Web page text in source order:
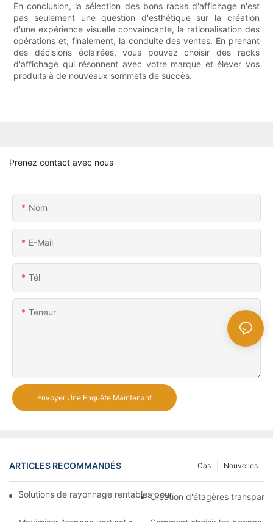
En conclusion, la sélection des bons racks d'affichage n'est
pas seulement une question d'esthétique sur la création
d'une expérience visuelle convaincante, la rationalisation des
opérations et, finalement, la conduite des ventes. En prenant
des décisions éclairées, vous pouvez choisir des racks
d'affichage qui résonnent avec votre marque et élever vos
produits à de nouveaux sommets de succès.
Prenez contact avec nous
Nom
E-Mail
Tél
Teneur
Envoyer Une Enquête Maintenant
ARTICLES RECOMMANDÉS Nouvelles
Cas
Solutions de rayonnage rentables pour les supermarchés: une
Création d'étagères